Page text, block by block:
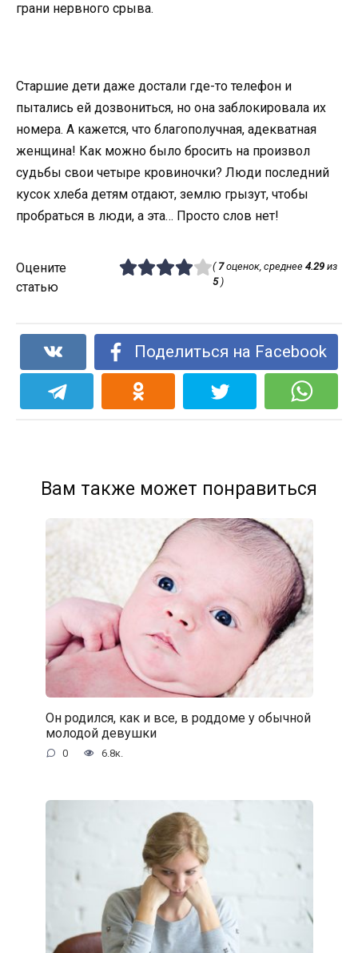
грани нервного срыва.
Старшие дети даже достали где-то телефон и
пытались ей дозвониться, но она заблокировала их
номера. А кажется, что благополучная, адекватная
женщина! Как можно было бросить на произвол
судьбы свои четыре кровиночки? Люди последний
кусок хлеба детям отдают, землю грызут, чтобы
пробраться в люди, а эта… Просто слов нет!
Оцените
статью
( 7оценок, среднее 4.29из
5)
Поделиться на Facebook
Вам также может понравиться
Он родился, как и все, в роддоме у обычной
молодой девушки
0 6.8к.